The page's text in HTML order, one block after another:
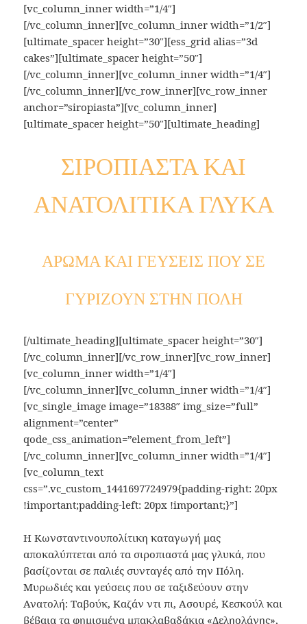
[vc_column_inner width=”1/4″]
[/vc_column_inner][vc_column_inner width=”1/2″]
[ultimate_spacer height=”30″][ess_grid alias=”3d
cakes”][ultimate_spacer height=”50″]
[/vc_column_inner][vc_column_inner width=”1/4″]
[/vc_column_inner][/vc_row_inner][vc_row_inner
anchor=”siropiasta”][vc_column_inner]
[ultimate_spacer height=”50″][ultimate_heading]
ΣΙΡΟΠΙΑΣΤΑ ΚΑΙ
ΑΝΑΤΟΛΙΤΙΚΑ ΓΛΥΚΑ
ΑΡΩΜΑ ΚΑΙ ΓΕΥΣΕΙΣ ΠΟΥ ΣΕ
ΓΥΡΙΖΟΥΝ ΣΤΗΝ ΠΟΛΗ
[/ultimate_heading][ultimate_spacer height=”30″]
[/vc_column_inner][/vc_row_inner][vc_row_inner]
[vc_column_inner width=”1/4″]
[/vc_column_inner][vc_column_inner width=”1/4″]
[vc_single_image image=”18388″ img_size=”full”
alignment=”center”
qode_css_animation=”element_from_left”]
[/vc_column_inner][vc_column_inner width=”1/4″]
[vc_column_text
css=”.vc_custom_1441697724979{padding-right: 20px
!important;padding-left: 20px !important;}”]
Η Κωνσταντινουπολίτικη καταγωγή μας
αποκαλύπτεται από τα σιροπιαστά μας γλυκά, που
βασίζονται σε παλιές συνταγές από την Πόλη.
Μυρωδιές και γεύσεις που σε ταξιδεύουν στην
Ανατολή: Ταβούκ, Καζάν ντι πι, Ασουρέ, Κεσκούλ και
βέβαια τα φημισμένα μπακλαβαδάκια «Δεληολάνης»,